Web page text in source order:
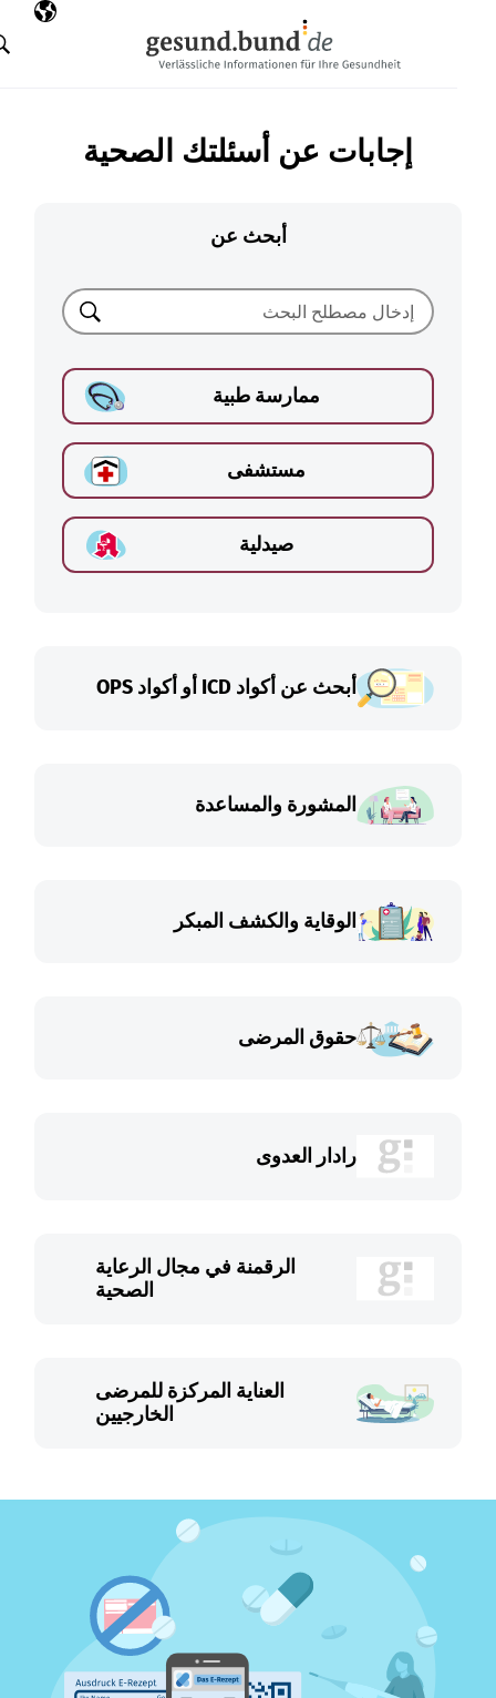
اللغة
البحث
إجابات عن أسئلتك الصحية
أبحث عن
ممارسة طبية
مستشفى
صيدلية
أبحث عن أكواد ICD أو أكواد OPS
المشورة والمساعدة
الوقاية والكشف المبكر
حقوق المرضى
رادار العدوى
الرقمنة في مجال الرعاية
الصحية
العناية المركزة للمرضى
الخارجيين